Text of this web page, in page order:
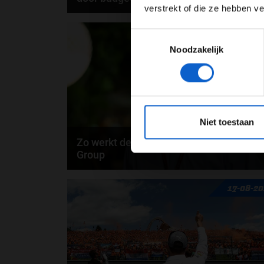
verstrekt of die ze hebben
Noodzakelijk
Niet toestaan
Liberty Media wil de spanning in de Formule 1
31-08-
Zo werkt de Formule 1: Formula One
Group
In het boek ‘Zo werkt de Formule 1’ legt Olav Mol
17-08-